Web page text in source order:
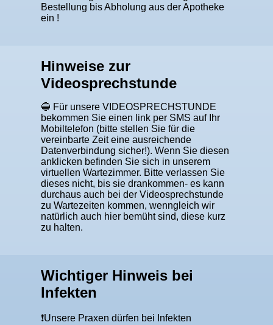
Bestellung bis Abholung aus der Apotheke
ein !
Hinweise zur
Videosprechstunde
🔵 Für unsere VIDEOSPRECHSTUNDE
bekommen Sie einen link per SMS auf Ihr
Mobiltelefon (bitte stellen Sie für die
vereinbarte Zeit eine ausreichende
Datenverbindung sicher!). Wenn Sie diesen
anklicken befinden Sie sich in unserem
virtuellen Wartezimmer. Bitte verlassen Sie
dieses nicht, bis sie drankommen- es kann
durchaus auch bei der Videosprechstunde
zu Wartezeiten kommen, wenngleich wir
natürlich auch hier bemüht sind, diese kurz
zu halten.
Wichtiger Hinweis bei
Infekten
❗Unsere Praxen dürfen bei Infekten